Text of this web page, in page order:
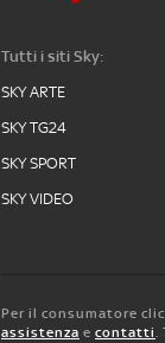
Tutti i siti Sky:
SKY ARTE
SKY TG24
SKY SPORT
SKY VIDEO
Per il consumatore
assistenza e contatti.